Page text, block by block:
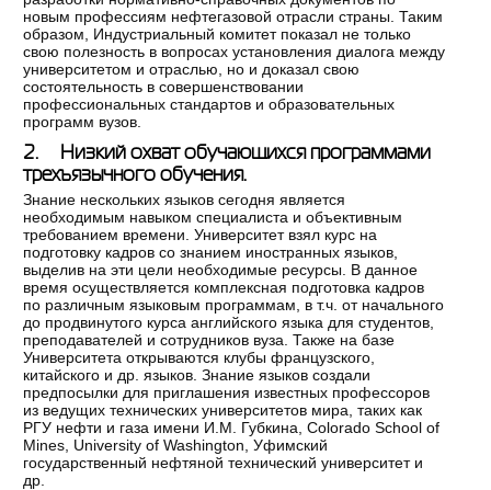
новым профессиям нефтегазовой отрасли страны. Таким
образом, Индустриальный комитет показал не только
свою полезность в вопросах установления диалога между
университетом и отраслью, но и доказал свою
состоятельность в совершенствовании
профессиональных стандартов и образовательных
программ вузов.
2. Низкий охват обучающихся программами
трехъязычного обучения.
Знание нескольких языков сегодня является
необходимым навыком специалиста и объективным
требованием времени. Университет взял курс на
подготовку кадров со знанием иностранных языков,
выделив на эти цели необходимые ресурсы. В данное
время осуществляется комплексная подготовка кадров
по различным языковым программам, в т.ч. от начального
до продвинутого курса английского языка для студентов,
преподавателей и сотрудников вуза. Также на базе
Университета открываются клубы французского,
китайского и др. языков. Знание языков создали
предпосылки для приглашения известных профессоров
из ведущих технических университетов мира, таких как
РГУ нефти и газа имени И.М. Губкина, Colorado School of
Mines, University of Washington, Уфимский
государственный нефтяной технический университет и
др.